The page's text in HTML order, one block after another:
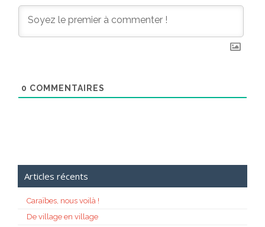
0 COMMENTAIRES
Articles récents
Caraïbes, nous voilà !
De village en village